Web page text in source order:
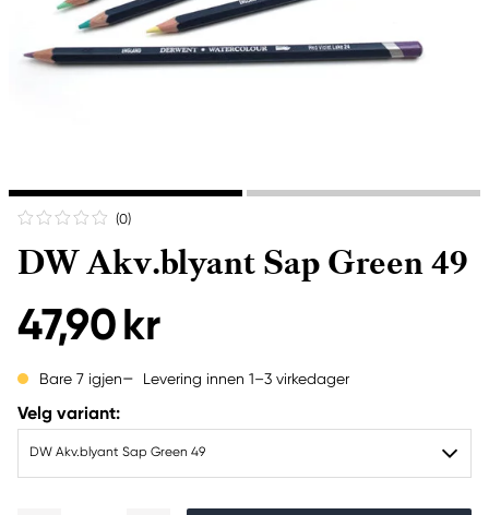
(0)
DW Akv.blyant Sap Green 49
47,90 kr
Bare 7 igjen Levering innen 1–3 virkedager
Velg variant:
DW Akv.blyant Sap Green 49